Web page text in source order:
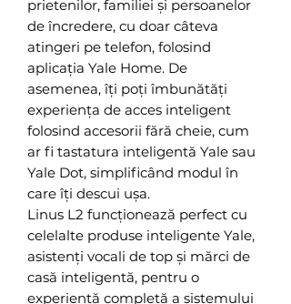
prietenilor, familiei și persoanelor
de încredere, cu doar câteva
atingeri pe telefon, folosind
aplicația Yale Home. De
asemenea, îți poți îmbunătăți
experiența de acces inteligent
folosind accesorii fără cheie, cum
ar fi tastatura inteligentă Yale sau
Yale Dot, simplificând modul în
care îți descui ușa.
Linus L2 funcționează perfect cu
celelalte produse inteligente Yale,
asistenți vocali de top și mărci de
casă inteligentă, pentru o
experiență completă a sistemului